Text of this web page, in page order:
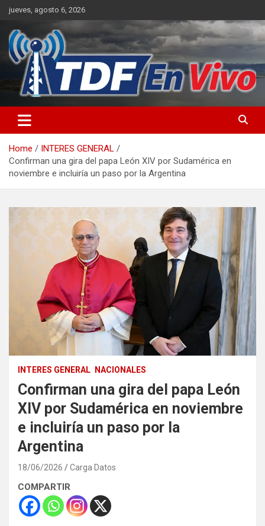
Skip
content
jueves, agosto 6, 2026
Home
INTERES GENERAL
Confirman una gira del papa León XIV por Sudamérica en
noviembre e incluiría un paso por la Argentina
INTERES GENERAL NACIONALES
Confirman una gira del papa León
XIV por Sudamérica en noviembre
e incluiría un paso por la
Argentina
18/06/2026 Carga Datos
COMPARTIR